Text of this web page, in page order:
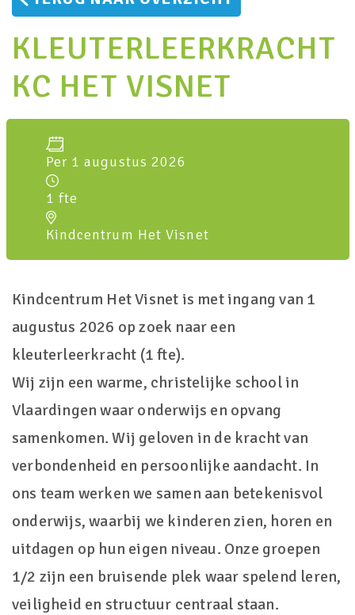
KLEUTERLEERKRACHT
KC HET VISNET
Per 1 augustus 2026
1 fte
Kindcentrum Het Visnet
Kindcentrum Het Visnet is met ingang van 1
augustus 2026 op zoek naar een
kleuterleerkracht (1 fte).
Wij zijn een warme, christelijke school in
Vlaardingen waar onderwijs en opvang
samenkomen. Wij geloven in de kracht van
verbondenheid en persoonlijke aandacht. In
ons team werken we samen aan betekenisvol
onderwijs, waarbij we kinderen zien, horen en
uitdagen op hun eigen niveau. Onze groepen
1/2 zijn een bruisende plek waar spelend leren,
veiligheid en structuur centraal staan.